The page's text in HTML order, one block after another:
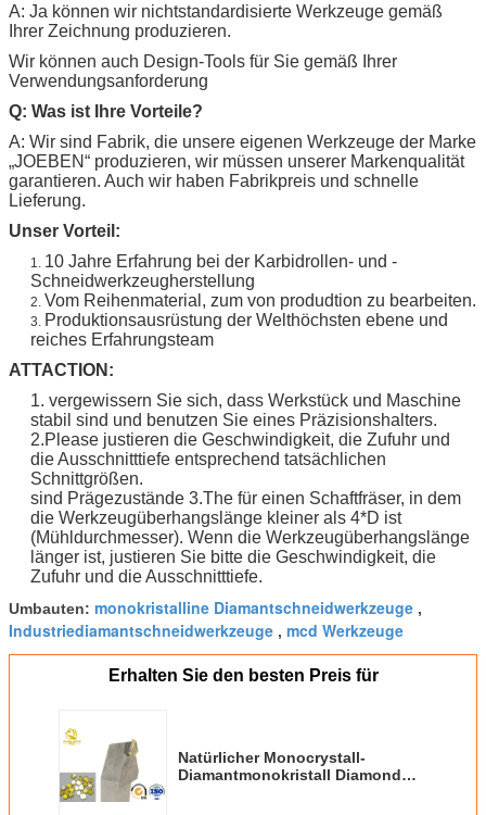
A: Ja können wir nichtstandardisierte Werkzeuge gemäß
Ihrer Zeichnung produzieren.
Wir können auch Design-Tools für Sie gemäß Ihrer
Verwendungsanforderung
Q: Was ist Ihre Vorteile?
A: Wir sind Fabrik, die unsere eigenen Werkzeuge der Marke
„JOEBEN“ produzieren, wir müssen unserer Markenqualität
garantieren. Auch wir haben Fabrikpreis und schnelle
Lieferung.
Unser Vorteil:
1. 10 Jahre Erfahrung bei der Karbidrollen- und -
Schneidwerkzeugherstellung
2. Vom Reihenmaterial, zum von produdtion zu bearbeiten.
3.
Produktionsausrüstung der Welthöchsten ebene und
reiches Erfahrungsteam
ATTACTION:
1. vergewissern Sie sich, dass Werkstück und Maschine
stabil sind und benutzen Sie eines Präzisionshalters.
2.Please justieren die Geschwindigkeit, die Zufuhr und
die Ausschnitttiefe entsprechend tatsächlichen
Schnittgrößen.
sind Prägezustände 3.The für einen Schaftfräser, in dem
die Werkzeugüberhangslänge kleiner als 4*D ist
(Mühldurchmesser). Wenn die Werkzeugüberhangslänge
länger ist, justieren Sie bitte die Geschwindigkeit, die
Zufuhr und die Ausschnitttiefe.
Umbauten: monokristalline Diamantschneidwerkzeuge ,
Industriediamantschneidwerkzeuge , mcd Werkzeuge
Erhalten Sie den besten Preis für
Natürlicher Monocrystall-
Diamantmonokristall Diamond